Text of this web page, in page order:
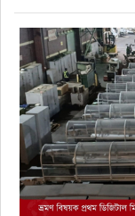
হজ-ওমরাহ
ভিডিও
আরও